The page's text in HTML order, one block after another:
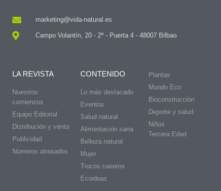
marketing@vida-natural.es
Campo Volantín, 20 - 2ª - Puerta 4 - 48007 Bilbao
LA REVISTA
Nuestros
comienzos
Equipo Editorial
Distribución y venta
Publicidad
Números atrasados
CONTENIDO
Lo más destacado
Eventos
Salud natural
Alimentación sana
Belleza natural
Mujer
Trucos caseros
Ecoideas
Plantas
Mundo Eco
Bioconstrucción
Deporte y salud
Niños
Tercera Edad